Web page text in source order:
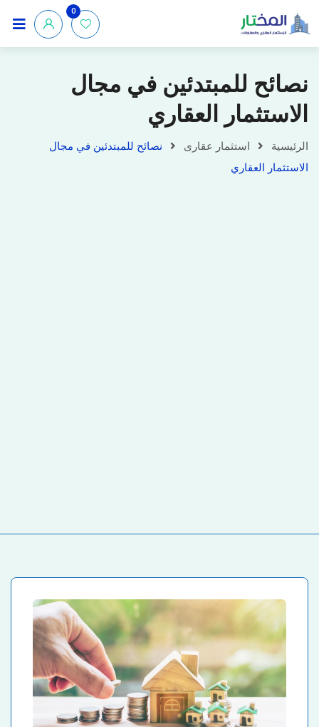
0
نصائح للمبتدئين في مجال
الاستثمار العقاري
الرئيسية استثمار عقارى
نصائح للمبتدئين في مجال
الاستثمار العقاري